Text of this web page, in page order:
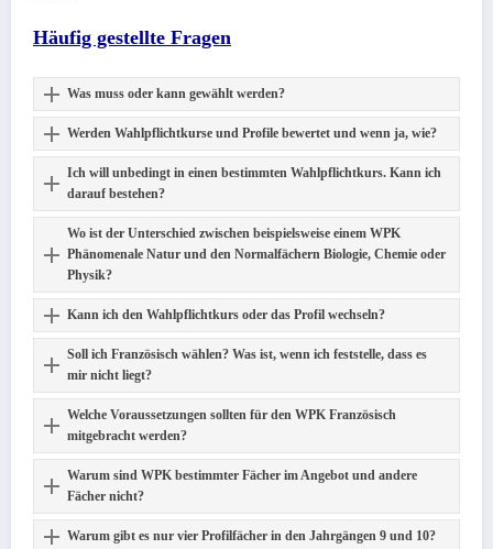
Häufig gestellte Fragen
Was muss oder kann gewählt werden?
Werden Wahlpflichtkurse und Profile bewertet und wenn ja, wie?
Ich will unbedingt in einen bestimmten Wahlpflichtkurs. Kann ich
darauf bestehen?
Wo ist der Unterschied zwischen beispielsweise einem WPK
Phänomenale Natur und den Normalfächern Biologie, Chemie oder
Physik?
Kann ich den Wahlpflichtkurs oder das Profil wechseln?
Soll ich Französisch wählen? Was ist, wenn ich feststelle, dass es
mir nicht liegt?
Welche Voraussetzungen sollten für den WPK Französisch
mitgebracht werden?
Warum sind WPK bestimmter Fächer im Angebot und andere
Fächer nicht?
Warum gibt es nur vier Profilfächer in den Jahrgängen 9 und 10?